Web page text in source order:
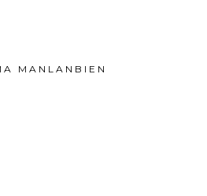
MANLANBIEN